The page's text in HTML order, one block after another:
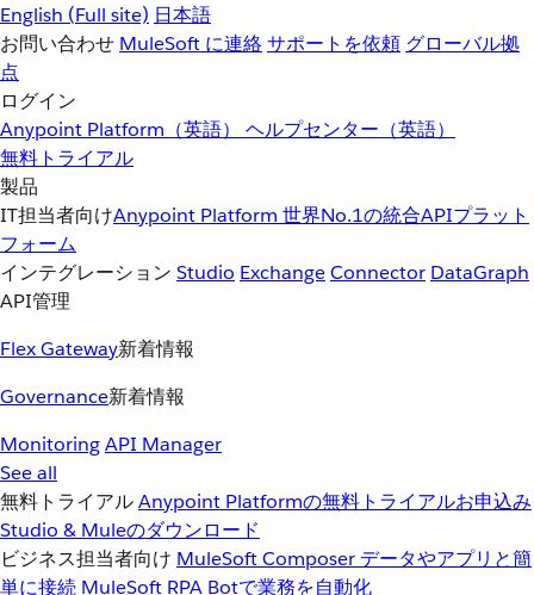
English (Full site) 日本語
お問い合わせ MuleSoft に連絡サポートを依頼 グローバル拠
点
ログイン
Anypoint Platform（英語） ヘルプセンター（英語）
無料トライアル
製品
IT担当者向けAnypoint Platform 世界No.1の統合APIプラット
フォーム
インテグレーション Studio ExchangeConnector DataGraph
API管理
Flex Gateway新着情報
Governance新着情報
MonitoringAPI Manager
See all
無料トライアルAnypoint Platformの無料トライアルお申込み
Studio & Muleのダウンロード
ビジネス担当者向け MuleSoft Composer データやアプリと簡
単に接続 MuleSoft RPA Botで業務を自動化